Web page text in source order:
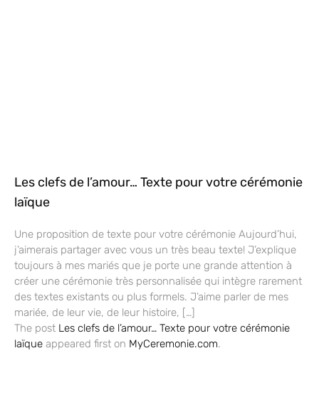
Les clefs de l’amour… Texte pour votre cérémonie
laïque
Une proposition de texte pour votre cérémonie Aujourd’hui,
j’aimerais partager avec vous un très beau texte! J’explique
toujours à mes mariés que je porte une grande attention à
créer une cérémonie très personnalisée qui intègre rarement
des textes existants ou plus formels. J’aime parler de mes
mariée, de leur vie, de leur histoire, […]
The post Les clefs de l’amour… Texte pour votre cérémonie
laïque appeared first on MyCeremonie.com.